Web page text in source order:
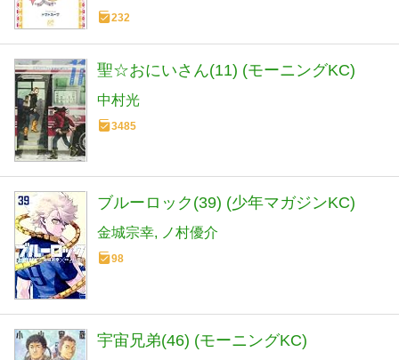
232
聖☆おにいさん(11) (モーニングKC)
中村光
3485
ブルーロック(39) (少年マガジンKC)
金城宗幸 ノ村優介
98
宇宙兄弟(46) (モーニングKC)